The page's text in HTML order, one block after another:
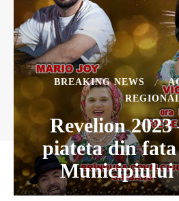
BREAKING NEWS
Revelion 2023
piateta din
Municipiului